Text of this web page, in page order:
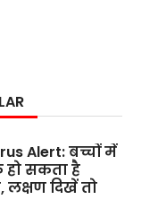
Alert: बच्चों में
हो सकता है
लक्षण दिखें तो